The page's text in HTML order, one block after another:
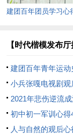
建团百年团员学习心
【时代楷模发布
章：
建团百年青年运
心得感悟多篇[此文
小兵张嘎电视剧
2928字]
2021年悲伤逆流
文共5201字]
初中初一军训心得
共4221字]
人与自然的观后